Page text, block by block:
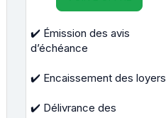
✔️ Émission des avis
d’échéance
✔️ Encaissement des loyers
✔️ Délivrance des